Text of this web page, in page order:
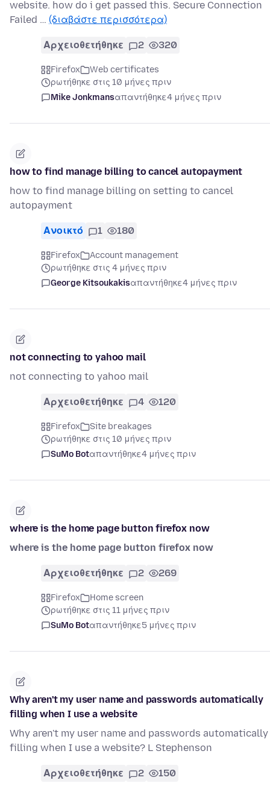
website. how do i get passed this. Secure Connection
Failed … (διαβάστε περισσότερα)
Αρχειοθετήθηκε 2 320
Firefox
Web certificates
ρωτήθηκε στις 10 μήνες πριν
Mike Jonkmansαπαντήθηκε4 μήνες πριν
how to find manage billing to cancel autopayment
how to find manage billing on setting to cancel
autopayment
Ανοικτό 1 180
Firefox
Account management
ρωτήθηκε στις 4 μήνες πριν
George Kitsoukakisαπαντήθηκε4 μήνες πριν
not connecting to yahoo mail
not connecting to yahoo mail
Αρχειοθετήθηκε 4 120
Firefox
Site breakages
ρωτήθηκε στις 10 μήνες πριν
SuMo Botαπαντήθηκε4 μήνες πριν
where is the home page button firefox now
where is the home page button firefox now
Αρχειοθετήθηκε 2 269
Firefox
Home screen
ρωτήθηκε στις 11 μήνες πριν
SuMo Botαπαντήθηκε5 μήνες πριν
Why aren't my user name and passwords automatically
filling when I use a website
Why aren't my user name and passwords automatically
filling when I use a website? L Stephenson
Αρχειοθετήθηκε 2 150